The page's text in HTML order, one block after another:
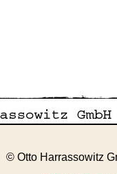
© Otto Harrassowitz